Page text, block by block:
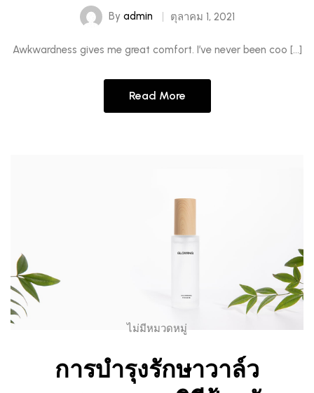
By admin ตุลาคม 1, 2021
Awkwardness gives me great comfort. I’ve never been coo […]
Read More
ไม่มีหมวดหมู่
การบำรุงรักษาวาล์ว